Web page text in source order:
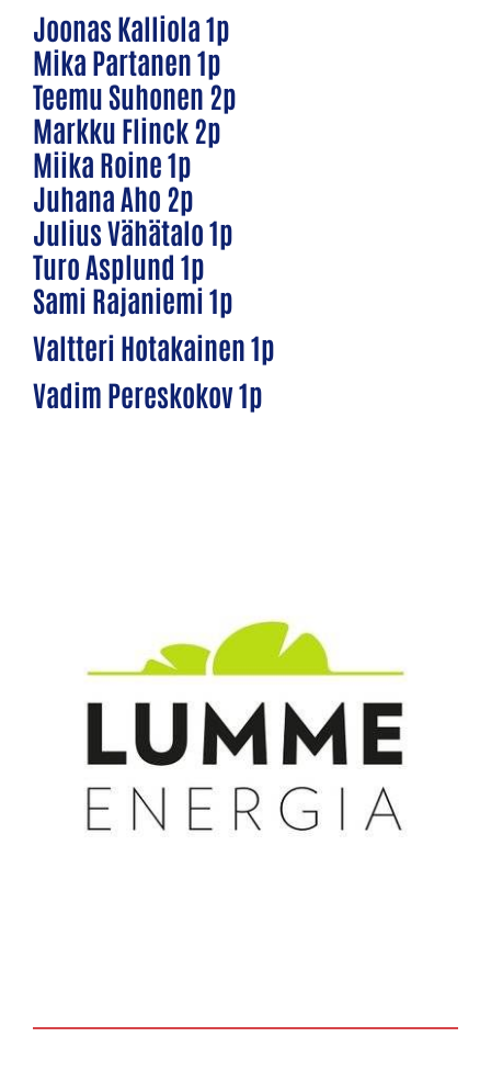
Joonas Kalliola 1p
Mika Partanen 1p
Teemu Suhonen 2p
Markku Flinck 2p
Miika Roine 1p
Juhana Aho 2p
Julius Vähätalo 1p
Turo Asplund 1p
Sami Rajaniemi 1p
Valtteri Hotakainen 1p
Vadim Pereskokov 1p